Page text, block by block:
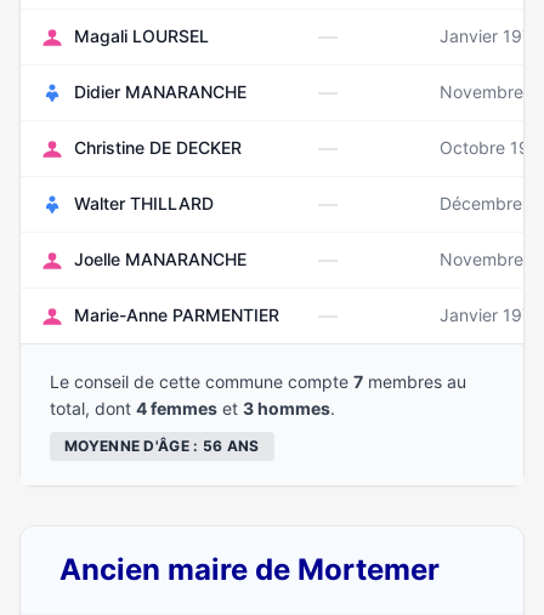
Magali LOURSEL — Janvier 1976
Didier MANARANCHE — Novembre
Christine DE DECKER — Octobre
Walter THILLARD — Décembre
Joelle MANARANCHE — Novembre
Marie-Anne PARMENTIER — Janvier 1979
Le conseil de cette commune compte 7 membres au
total, dont 4 femmes et 3 hommes.
MOYENNE D'ÂGE : 56 ANS
Ancien maire de Mortemer